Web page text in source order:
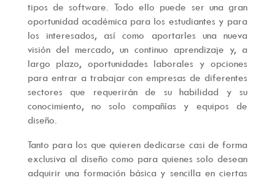
tipos de software. Todo ello puede ser una gran
oportunidad académica para los estudiantes y para
los interesados, así como aportarles una nueva
visión del mercado, un continuo aprendizaje y, a
largo plazo, oportunidades laborales y opciones
para entrar a trabajar con empresas de diferentes
sectores que requerirán de su habilidad y su
conocimiento, no solo compañías y equipos de
diseño.
Tanto para los que quieren dedicarse casi de forma
exclusiva al diseño como para quienes solo desean
adquirir una formación básica y sencilla en ciertas